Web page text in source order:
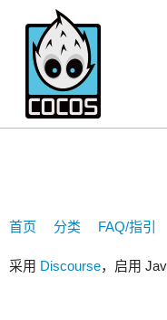
hubluesky
首页 分类 FAQ/指引
采用 Discourse，启用